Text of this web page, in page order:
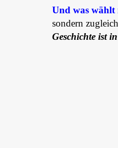
Und was wählt
sondern
Geschichte ist